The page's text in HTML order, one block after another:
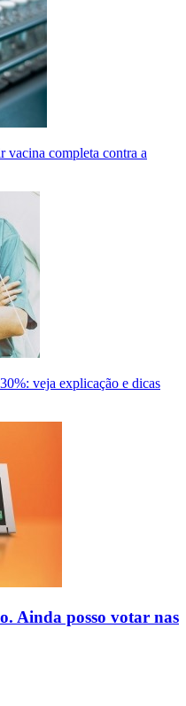
vacina completa contra a
veja explicação e dicas
Ainda posso votar nas